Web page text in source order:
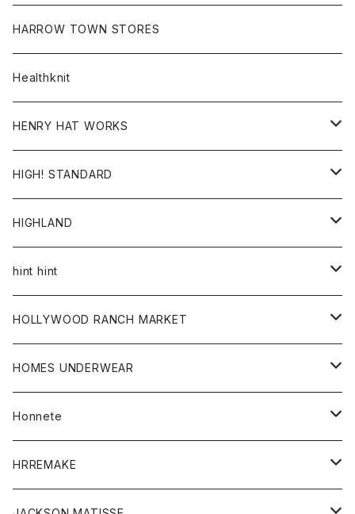
スウェット
カーディガン
コート
ボトム
パンツ
ロンTEE
HARROW TOWN STORES
Healthknit
HENRY HAT WORKS
帽子
HIGH! STANDARD
アウター
ジャケット
トップス
シャツ
カーディガン
ボトム
グッズ
帽子
HIGHLAND
帽子
hint hint
ストール
HOLLYWOOD RANCH MARKET
アウター
カーディガン
コート
アクセサリー
ウォレット
ストール
キッズ
Tシャツ
HOMES UNDERWEAR
アウター
カーディガン
コート
キッズ
Tシャツ
Honnete
ブラウス
HRREMAKE